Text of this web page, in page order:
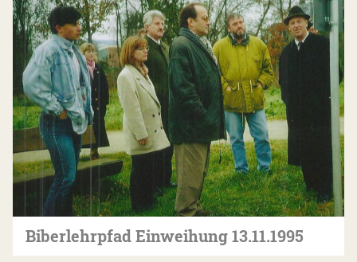
Biberlehrpfad Einweihung 13.11.1995